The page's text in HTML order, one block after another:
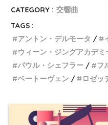
CATEGORY : 交響曲
TAGS :
アントン・デルモータ
ウィーン・ジングアカデミ
パウル・シェフラー
フ
ベートーヴェン
ロゼッ